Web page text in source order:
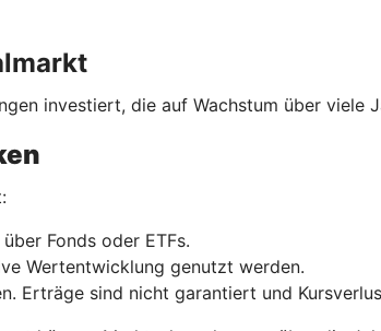
investiert, die auf Wachstum über viele
Fonds oder ETFs.
Wertentwicklung genutzt werden.
Erträge sind nicht garantiert und